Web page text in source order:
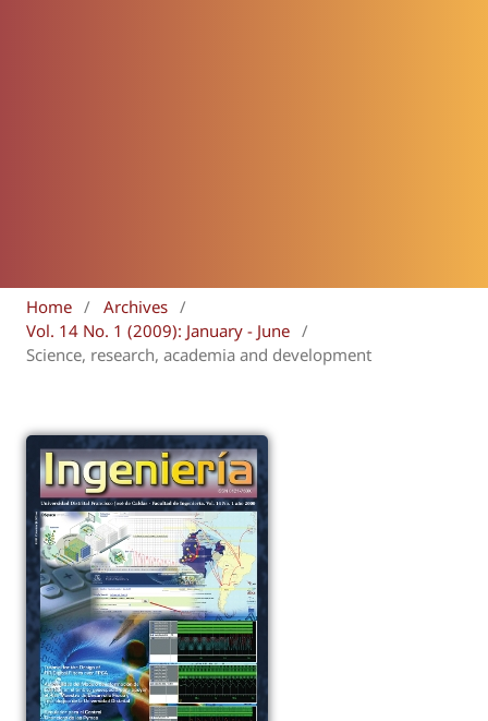
Home / Archives /
Vol. 14 No. 1 (2009): January - June /
Science, research, academia and development